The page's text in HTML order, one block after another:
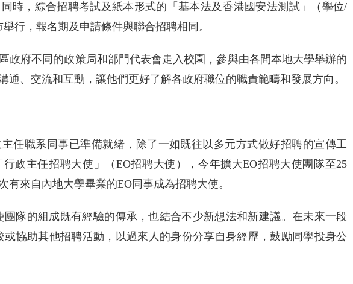
時，綜合招聘考試及紙本形式的「基本法及香港國安法測試」（學位/
行，報名期及申請條件與聯合招聘相同。
政府不同的政策局和部門代表會走入校園，參與由各間本地大學舉辦的
通、交流和互動，讓他們更好了解各政府職位的職責範疇和發展方向。
任職系同事已準備就緒，除了一如既往以多元方式做好招聘的宣傳工
政主任招聘大使」（EO招聘大使），今年擴大EO招聘大使團隊至25
有來自內地大學畢業的EO同事成為招聘大使。
隊的組成既有經驗的傳承，也結合不少新想法和新建議。在未來一段
協助其他招聘活動，以過來人的身份分享自身經歷，鼓勵同學投身公